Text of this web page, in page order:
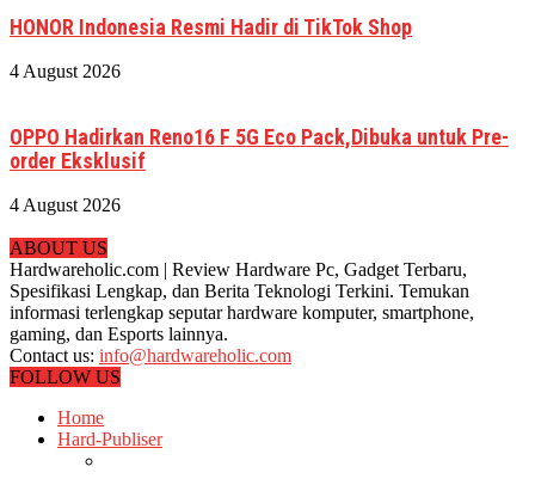
HONOR Indonesia Resmi Hadir di TikTok Shop
4 August 2026
OPPO Hadirkan Reno16 F 5G Eco Pack,Dibuka untuk Pre-
order Eksklusif
4 August 2026
ABOUT US
Hardwareholic.com | Review Hardware Pc, Gadget Terbaru,
Spesifikasi Lengkap, dan Berita Teknologi Terkini. Temukan
informasi terlengkap seputar hardware komputer, smartphone,
gaming, dan Esports lainnya.
Contact us: info@hardwareholic.com
FOLLOW US
Home
Hard-Publiser